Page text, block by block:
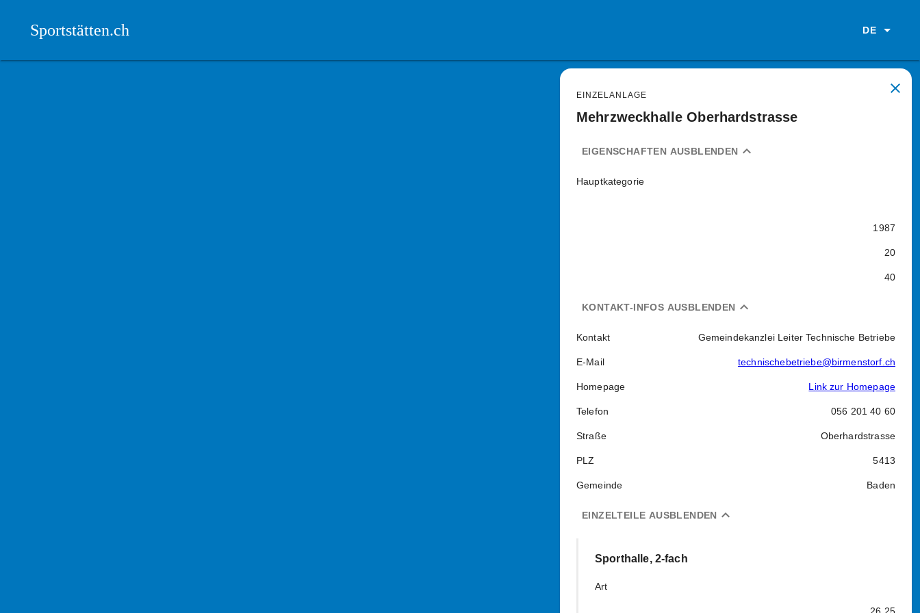
Sportstätten.ch DE
close
EINZELANLAGE
Mehrzweckhalle Oberhardstrasse
expand_less
EIGENSCHAFTEN AUSBLENDEN
Hauptkategorie
1987
20
40
expand_less
KONTAKT-INFOS AUSBLENDEN
Kontakt Gemeindekanzlei Leiter Technische Betriebe
E-Mail technischebetriebe@birmenstorf.ch
Homepage Link zur Homepage
Telefon 056 201 40 60
Straße Oberhardstrasse
PLZ 5413
Gemeinde Baden
expand_less
EINZELTEILE AUSBLENDEN
Sporthalle, 2-fach
Art